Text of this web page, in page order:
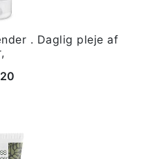
. Daglig pleje af